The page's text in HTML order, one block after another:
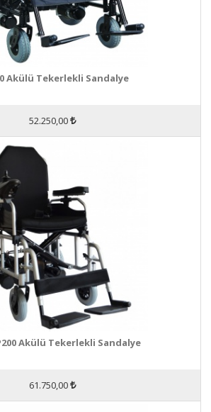
Akülü Tekerlekli Sandalye
52.250,00
Akülü Tekerlekli Sandalye
61.750,00